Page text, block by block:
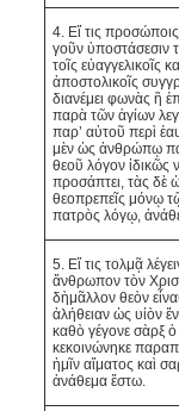
4. Εἴ τις
γοῦν ὑποστάσεσιν
τοῖς εὐαγγελικοῖς
ἀποστολικοῖς
διανέμει φωνὰς ἢ
παρὰ τῶν ἁγίων
παρ’ αὐτοῦ περὶ
μὲν ὡς ἀνθρώπῳ
θεοῦ λόγον ἰδικῶς
προσάπτει, τὰς δὲ
θεοπρεπεῖς μόνῳ
πατρὸς λόγῳ,
5. Εἴ τις τολμᾷ
ἄνθρωπον τὸν
δὴμᾶλλον θεὸν
ἀλήθειαν ὡς υἱὸν
καθὸ γέγονε σὰρξ ὁ
κεκοινώνηκε
ἡμῖν αἵματος καὶ
ἀνάθεμα ἔστω.